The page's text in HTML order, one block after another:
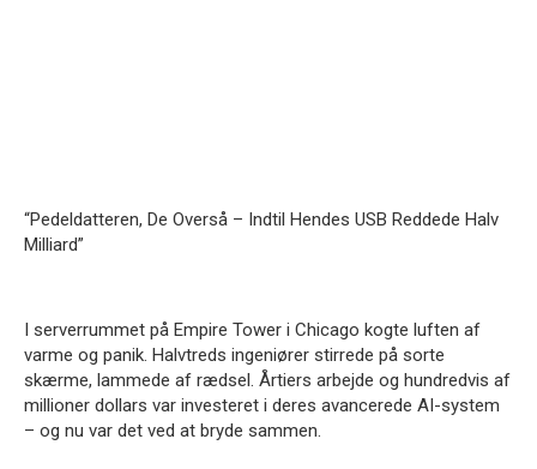
“Pedeldatteren, De Overså – Indtil Hendes USB Reddede Halv
Milliard”
I serverrummet på Empire Tower i Chicago kogte luften af
varme og panik. Halvtreds ingeniører stirrede på sorte
skærme, lammede af rædsel. Årtiers arbejde og hundredvis af
millioner dollars var investeret i deres avancerede AI-system
– og nu var det ved at bryde sammen.